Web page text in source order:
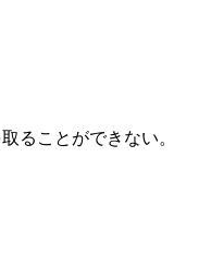
ることができない。